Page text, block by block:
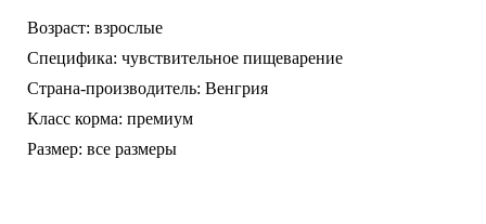
Возраст: взрослые
Специфика: чувствительное пищеварение
Страна-производитель: Венгрия
Класс корма: премиум
Размер: все размеры